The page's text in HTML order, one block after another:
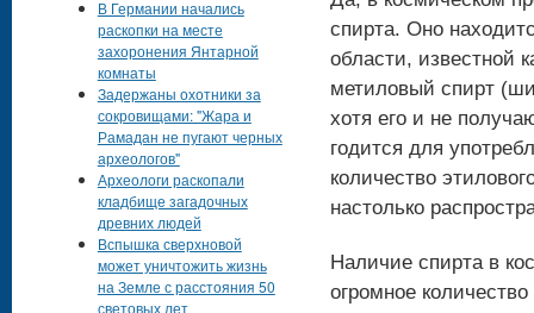
спирта. Оно
области, известной
метиловый спирт
хотя его и не
годится для
количество
настолько
Наличие спирта в
огромное
В Германии начались
раскопки на месте
захоронения Янтарной
комнаты
Задержаны охотники за
сокровищами: "Жара и
Рамадан не пугают черных
археологов"
Археологи раскопали
кладбище загадочных
древних людей
Вспышка сверхновой
может уничтожить жизнь
на Земле с расстояния 50
световых лет